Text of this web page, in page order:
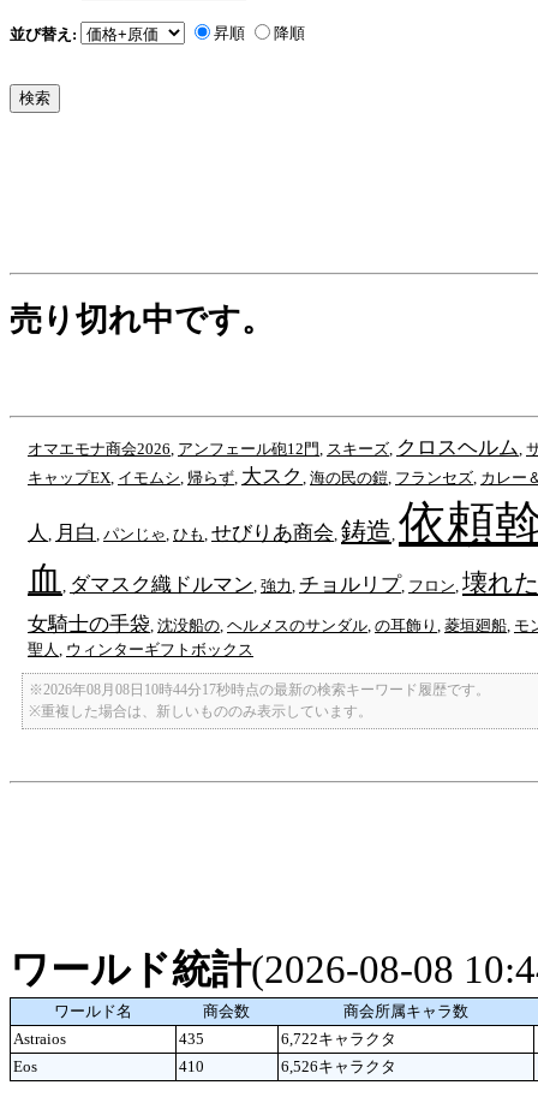
並び替え: 昇順 降順
売り切れ中です。
オマエモナ商会2026 アンフェール砲12門 スキーズ クロスヘルム
キャップEX イモムシ 帰らず 大スク 海の民の鎧 フランセズ カレー
人 月白 パンじゃ ひも せびりあ商会 鋳造 依頼
血 ダマスク織ドルマン 強力 チョルリプ フロン 壊れ
女騎士の手袋 沈没船の ヘルメスのサンダル の耳飾り 菱垣廻船 モ
聖人
ウィンターギフトボックス
※2026年08月08日10時44分17秒時点の最新の検索キーワード履歴です。
※重複した場合は、新しいもののみ表示しています。
ワールド統計(2026-08-08
ワールド名 商会数
商会所属キャラ数
Astraios
435 6,722キャラクタ
Eos
410 6,526キャラクタ